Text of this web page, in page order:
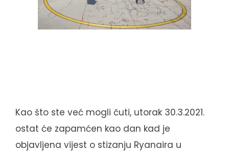
Kao što ste već mogli čuti, utorak 30.3.2021.
ostat će zapamćen kao dan kad je
objavljena vijest o stizanju Ryanaira u